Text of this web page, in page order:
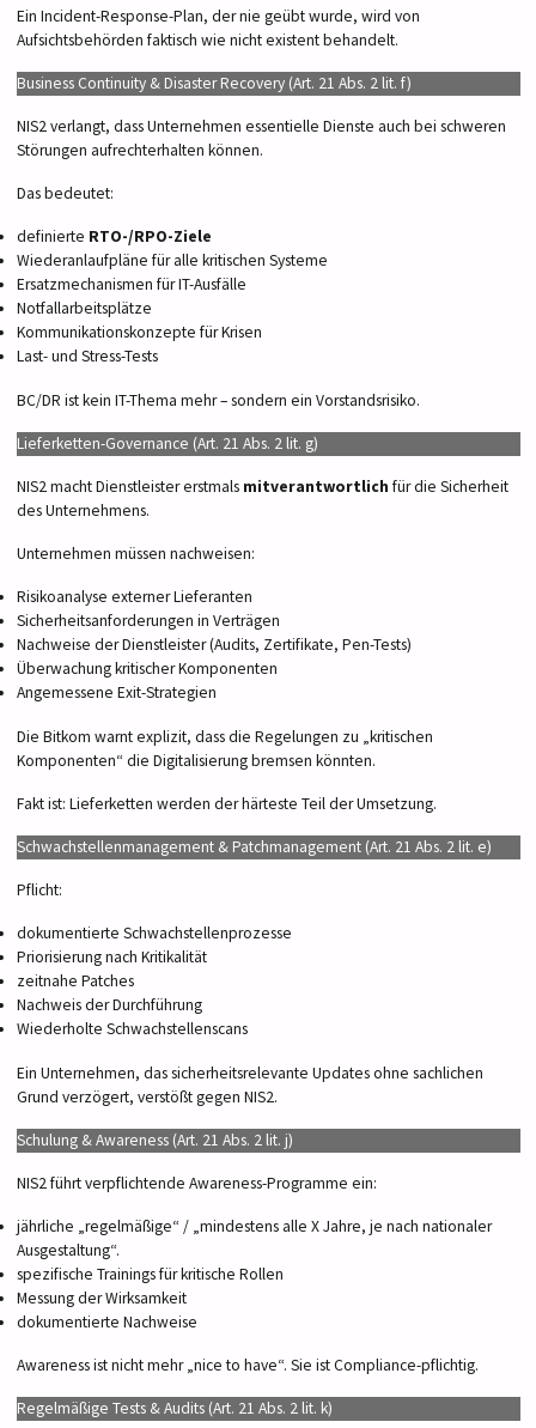
Ein Incident-Response-Plan, der nie geübt wurde, wird von
Aufsichtsbehörden faktisch wie nicht existent behandelt.
Business Continuity & Disaster Recovery (Art. 21 Abs. 2 lit. f)
NIS2 verlangt, dass Unternehmen essentielle Dienste auch bei schweren
Störungen aufrechterhalten können.
Das bedeutet:
definierte RTO-/RPO-Ziele
Wiederanlaufpläne für alle kritischen Systeme
Ersatzmechanismen für IT-Ausfälle
Notfallarbeitsplätze
Kommunikationskonzepte für Krisen
Last- und Stress-Tests
BC/DR ist kein IT-Thema mehr – sondern ein Vorstandsrisiko.
Lieferketten-Governance (Art. 21 Abs. 2 lit. g)
NIS2 macht Dienstleister erstmals mitverantwortlich für die Sicherheit
des Unternehmens.
Unternehmen müssen nachweisen:
Risikoanalyse externer Lieferanten
Sicherheitsanforderungen in Verträgen
Nachweise der Dienstleister (Audits, Zertifikate, Pen-Tests)
Überwachung kritischer Komponenten
Angemessene Exit-Strategien
Die Bitkom warnt explizit, dass die Regelungen zu „kritischen
Komponenten“ die Digitalisierung bremsen könnten.
Fakt ist: Lieferketten werden der härteste Teil der Umsetzung.
Schwachstellenmanagement & Patchmanagement (Art. 21 Abs. 2 lit. e)
Pflicht:
dokumentierte Schwachstellenprozesse
Priorisierung nach Kritikalität
zeitnahe Patches
Nachweis der Durchführung
Wiederholte Schwachstellenscans
Ein Unternehmen, das sicherheitsrelevante Updates ohne sachlichen
Grund verzögert, verstößt gegen NIS2.
Schulung & Awareness (Art. 21 Abs. 2 lit. j)
NIS2 führt verpflichtende Awareness-Programme ein:
jährliche „regelmäßige“ / „mindestens alle X Jahre, je nach nationaler
Ausgestaltung“.
spezifische Trainings für kritische Rollen
Messung der Wirksamkeit
dokumentierte Nachweise
Awareness ist nicht mehr „nice to have“. Sie ist Compliance-pflichtig.
Regelmäßige Tests & Audits (Art. 21 Abs. 2 lit. k)